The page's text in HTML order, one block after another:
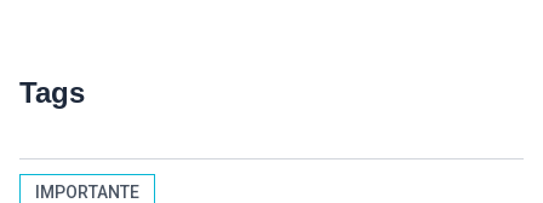
Tags
IMPORTANTE